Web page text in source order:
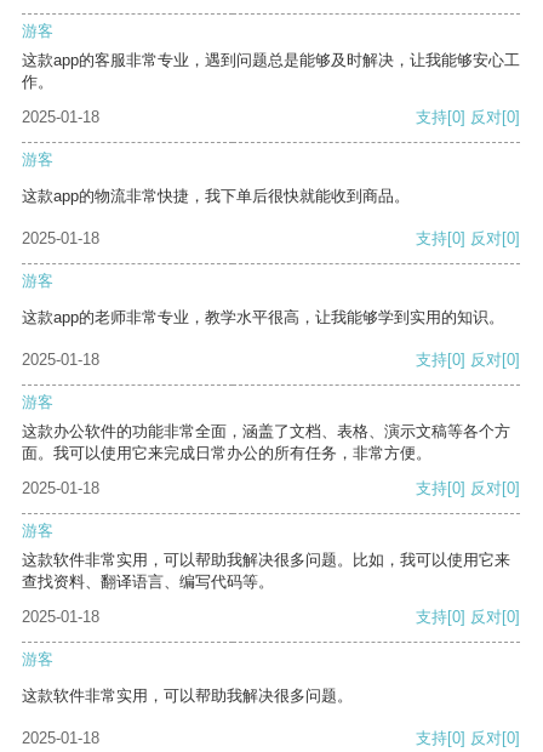
游客
这款app的客服非常专业，遇到问题总是能够及时解决，让我能够安心工
作。
2025-01-18
支持[0] 反对[0]
游客
这款app的物流非常快捷，我下单后很快就能收到商品。
2025-01-18 支持[0] 反对[0]
游客
这款app的老师非常专业，教学水平很高，让我能够学到实用的知识。
2025-01-18 支持[0] 反对[0]
游客
这款办公软件的功能非常全面，涵盖了文档、表格、演示文稿等各个方
面。我可以使用它来完成日常办公的所有任务，非常方便。
2025-01-18
支持[0] 反对[0]
游客
这款软件非常实用，可以帮助我解决很多问题。比如，我可以使用它来
查找资料、翻译语言、编写代码等。
2025-01-18
支持[0] 反对[0]
游客
这款软件非常实用，可以帮助我解决很多问题。
2025-01-18 支持[0] 反对[0]